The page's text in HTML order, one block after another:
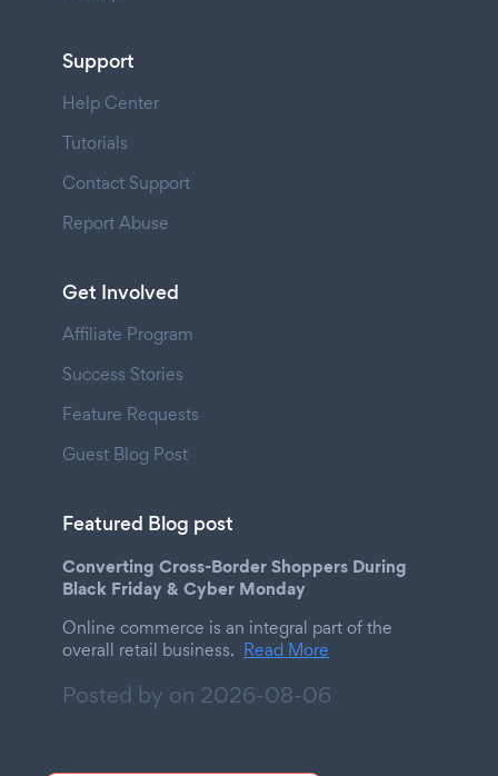
Support
Help Center
Tutorials
Contact Support
Report Abuse
Get Involved
Affiliate Program
Success Stories
Feature Requests
Guest Blog Post
Featured Blog post
Converting Cross-Border Shoppers During
Black Friday & Cyber Monday
Online commerce is an integral part of the
overall retail business. Read More
Posted by on 2026-08-06